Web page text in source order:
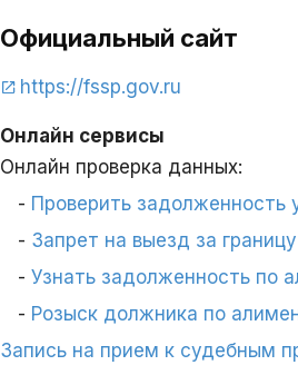
Официальный сайт
https://fssp.gov.ru
Онлайн сервисы
Онлайн проверка данных:
Проверить задолженность
Запрет на выезд за границу
Узнать задолженность по
Розыск должника по
Запись на прием к судебным